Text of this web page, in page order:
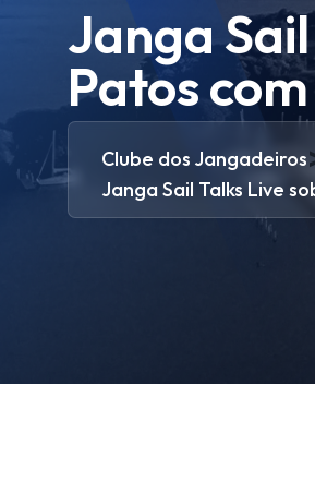
Janga
Patos
Clube dos Jangadeiros
Janga Sail Talks Live